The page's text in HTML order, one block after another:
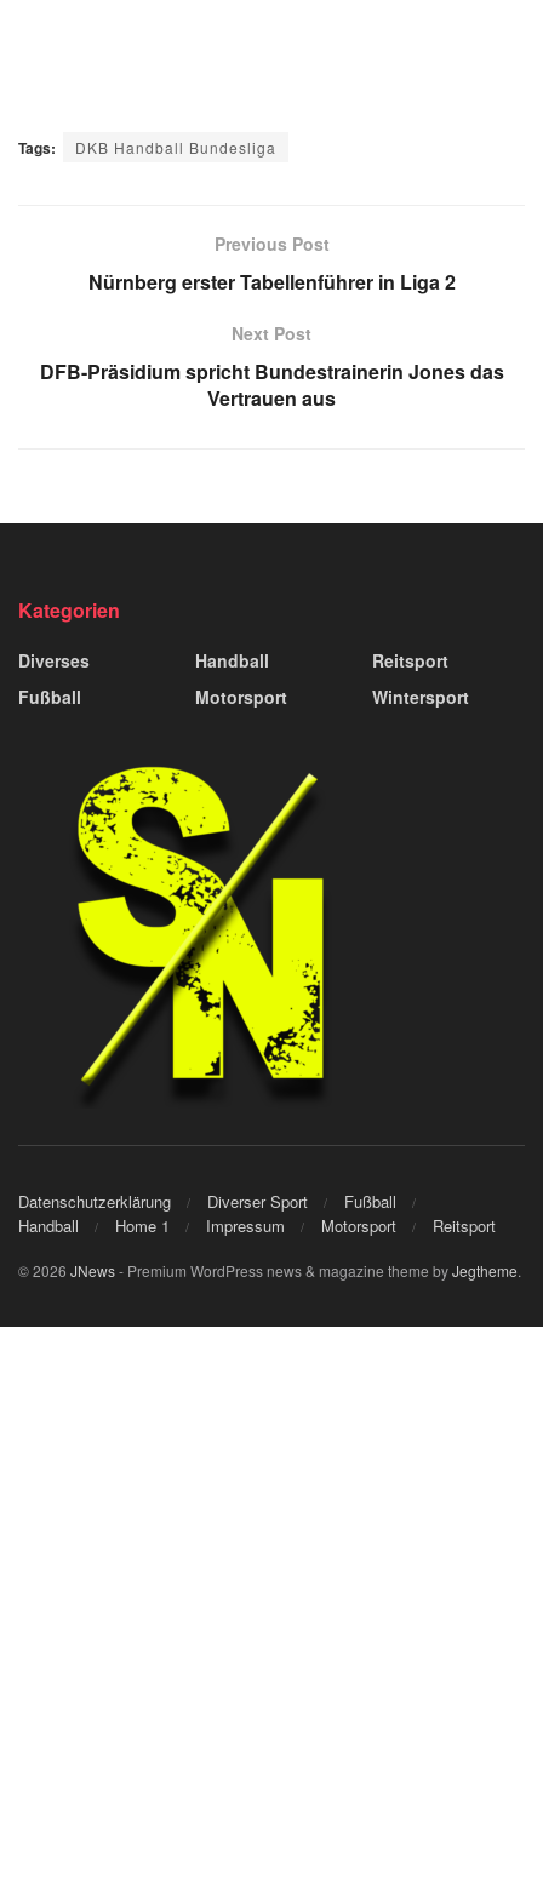
Tags: DKB Handball Bundesliga
Previous Post
Nürnberg erster Tabellenführer in Liga 2
Next Post
DFB-Präsidium spricht Bundestrainerin Jones das
Vertrauen aus
Kategorien
Diverses
Fußball
Handball
Motorsport
Reitsport
Wintersport
Datenschutzerklärung Diverser Sport
Fußball
Handball
Home 1 Impressum Motorsport Reitsport
© 2026 JNews- Premium WordPress news & magazine theme byJegtheme.